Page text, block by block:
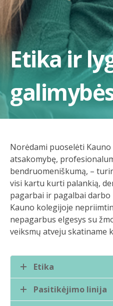
Etika ir
Norėdami puoselėti
atsakomybę,
bendruomeniškumą, –
visi kartu kurti palankią,
pagarbai ir pagalbai darbo
Kauno kolegijoje
nepagarbus elgesys su
veiksmų atveju skatiname
Etika
Pasitikėjimo linija